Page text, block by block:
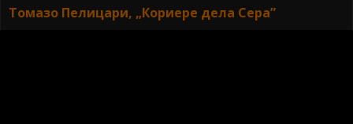
Томазо Пелицари, „Кориере дела Сера”